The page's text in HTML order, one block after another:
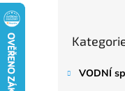
kategorie
VODNÍ